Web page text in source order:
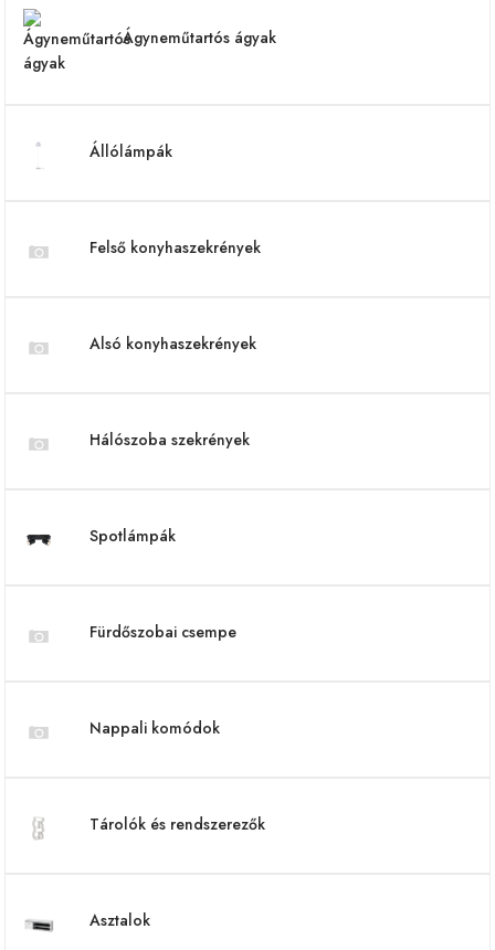
Ágyneműtartós ágyak
Állólámpák
Felső konyhaszekrények
Alsó konyhaszekrények
Hálószoba szekrények
Spotlámpák
Fürdőszobai csempe
Nappali komódok
Tárolók és rendszerezők
Asztalok